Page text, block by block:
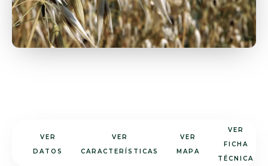
VER
DATOS
VER
CARACTERÍSTICAS
VER
MAPA
VER
FICHA
TÉCNICA